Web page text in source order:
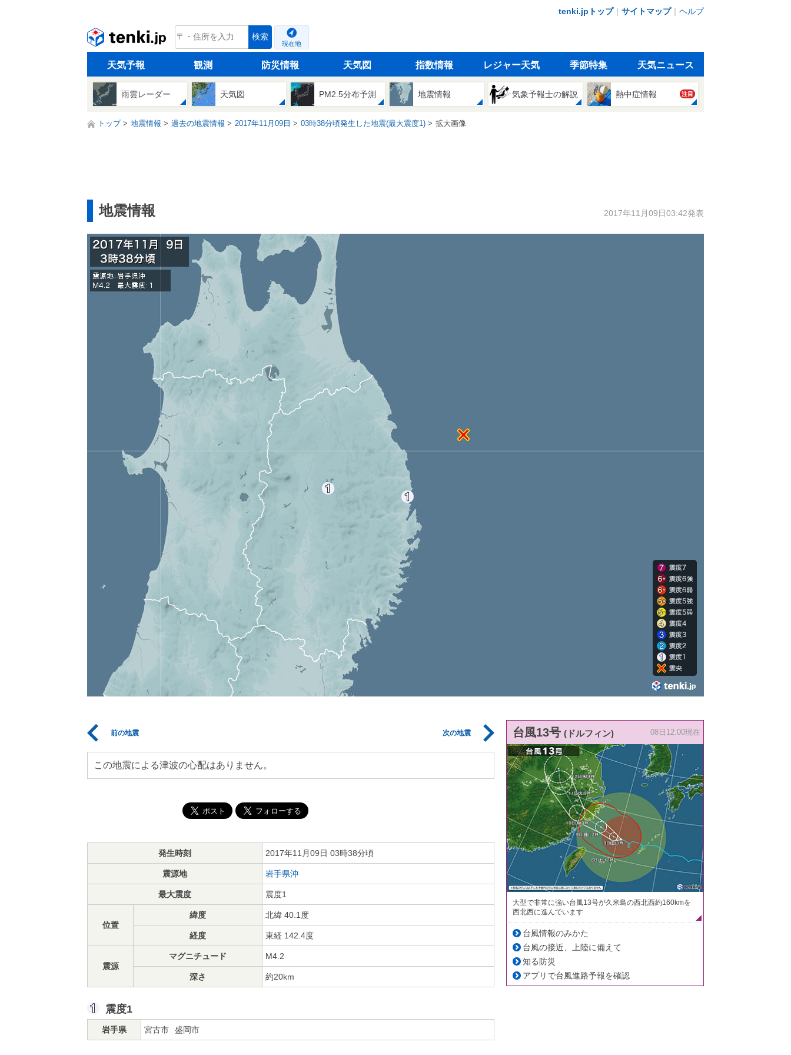
tenki.jpトップ｜ サイトマップ｜ ヘルプ
tenki.jp 検索
現在地
天気予報 観測 防災情報 天気図 指数情報 レジャー天気 季節特集 天気ニュース
雨雲レーダー 天気図 PM2.5分布予測 地震情報 気象予報士の解説 熱中症情報 注目
トップ 地震情報 過去の地震情報 2017年11月09日 03時38分頃発生した地震(最大震度1) 拡大画像
地震情報 2017年11月09日03:42発表
前の地震 次の地震
この地震による津波の心配はありません。
発生時刻 2017年11月09日 03時38分頃
震源地 岩手県沖
最大震度 震度1
位置
緯度 北緯 40.1度
経度 東経 142.4度
震源
マグニチュード M4.2
深さ 約20km
震度1
岩手県 宮古市 盛岡市
台風13号 (ドルフィン) 08日12:00現在
大型で非常に強い台風13号が久米島の西北西約160kmを
西北西に進んでいます
台風情報のみかた
台風の接近、上陸に備えて
知る防災
アプリで台風進路予報を確認